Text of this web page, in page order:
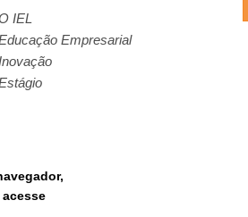
IEL
Empresarial